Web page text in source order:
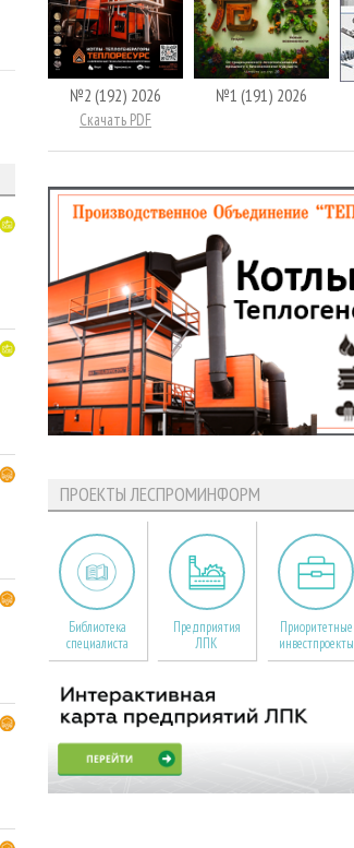
№2 (192) 2026
Скачать PDF
№1 (191) 2026
ПРОЕКТЫ ЛЕСПРОМИНФОРМ
Библиотека
специалиста
Предприятия
ЛПК
Приоритетные
инвестпроекты